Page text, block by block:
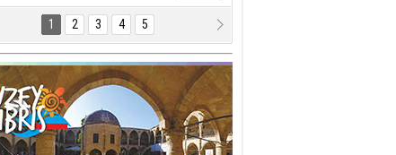
YILMABAŞAR
tartışmaları ve ihalesiz
Alasya
SONRASI VE AKINCI.
1 2 3 4 5